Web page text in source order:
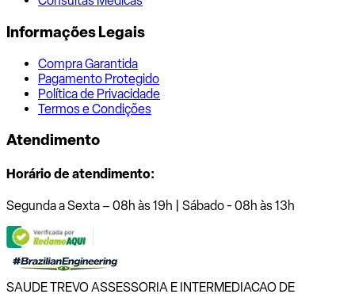
Informações Legais
Compra Garantida
Pagamento Protegido
Política de Privacidade
Termos e Condições
Atendimento
Horário de atendimento:
Segunda a Sexta – 08h às 19h | Sábado - 08h às 13h
SAUDE TREVO ASSESSORIA E INTERMEDIACAO DE